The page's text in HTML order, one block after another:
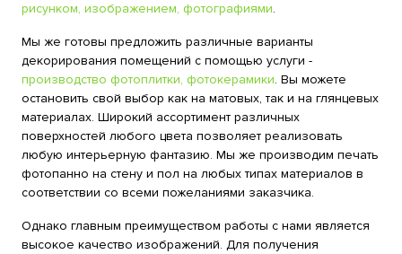
рисунком, изображением, фотографиями.
Мы же готовы предложить различные варианты
декорирования помещений с помощью услуги -
производство фотоплитки, фотокерамики. Вы можете
остановить свой выбор как на матовых, так и на глянцевых
материалах. Широкий ассортимент различных
поверхностей любого цвета позволяет реализовать
любую интерьерную фантазию. Мы же производим печать
фотопанно на стену и пол на любых типах материалов в
соответствии со всеми пожеланиями заказчика.
Однако главным преимуществом работы с нами является
высокое качество изображений. Для получения